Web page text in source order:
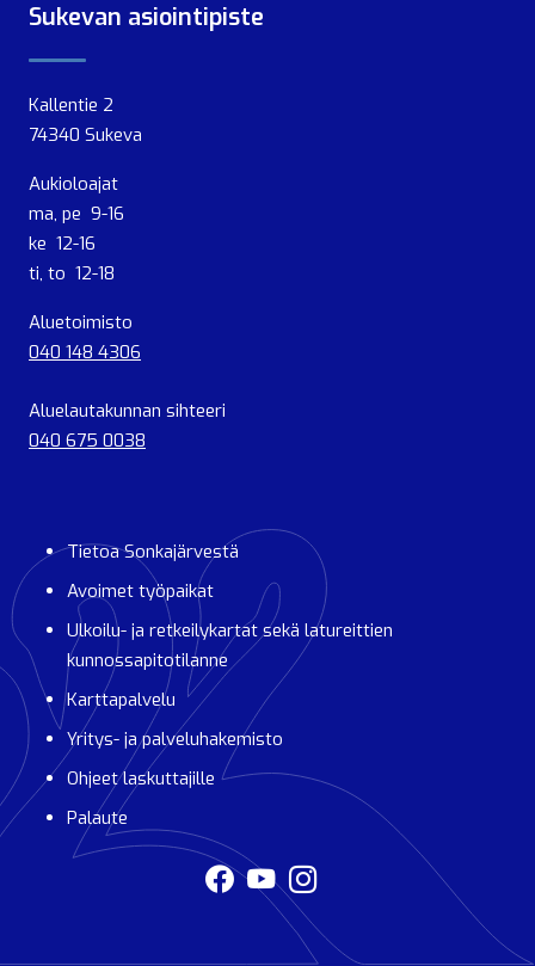
Sukevan asiointipiste
Kallentie 2
74340 Sukeva
Aukioloajat
ma, pe 9-16
ke 12-16
ti, to 12-18
Aluetoimisto
040 148 4306
Aluelautakunnan sihteeri
040 675 0038
Tietoa Sonkajärvestä
Avoimet työpaikat
Ulkoilu- ja retkeilykartat sekä latureittien
kunnossapitotilanne
Karttapalvelu
Yritys- ja palveluhakemisto
Ohjeet laskuttajille
Palaute